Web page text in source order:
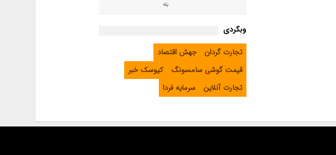
بله
وبگردی
تجارت گردان
جهش اقتصاد
قیمت گوشی سامسونگ
کیوسک خبر
تجارت آنلاین
سرمایه فردا